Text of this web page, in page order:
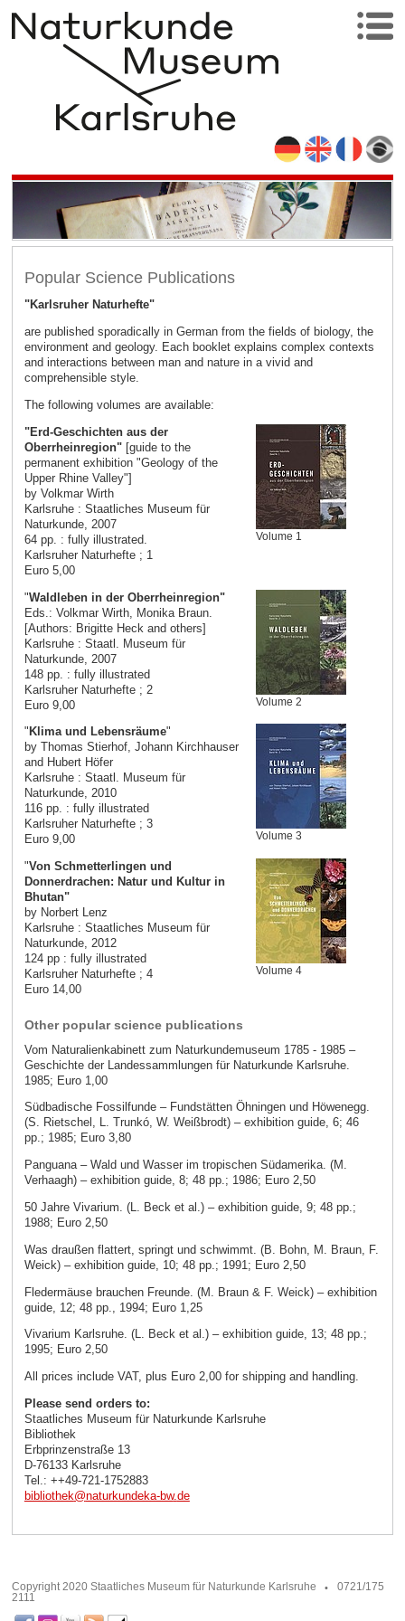
Popular Science Publications
"Karlsruher Naturhefte"
are published sporadically in German from the fields of biology, the
environment and geology. Each booklet explains complex contexts
and interactions between man and nature in a vivid and
comprehensible style.
The following volumes are available:
Volume 1
"Erd-Geschichten aus der
Oberrheinregion"[guide to the
permanent exhibition "Geology of the
Upper Rhine Valley"]
by Volkmar Wirth
Karlsruhe : Staatliches Museum für
Naturkunde, 2007
64 pp. : fully illustrated.
Karlsruher Naturhefte ; 1
Euro 5,00
Volume 2
"Waldleben in der Oberrheinregion"
Eds.: Volkmar Wirth, Monika Braun.
[Authors: Brigitte Heck and others]
Karlsruhe : Staatl. Museum für
Naturkunde, 2007
148 pp. : fully illustrated
Karlsruher Naturhefte ; 2
Euro 9,00
Volume 3
" Klima und Lebensräume"
by Thomas Stierhof, Johann Kirchhauser
and Hubert Höfer
Karlsruhe : Staatl. Museum für
Naturkunde, 2010
116 pp. : fully illustrated
Karlsruher Naturhefte ; 3
Euro 9,00
Volume 4
"Von Schmetterlingen und
Donnerdrachen: Natur und Kultur in
Bhutan"
by Norbert Lenz
Karlsruhe : Staatliches Museum für
Naturkunde, 2012
124 pp : fully illustrated
Karlsruher Naturhefte ; 4
Euro 14,00
Other popular science publications
Vom Naturalienkabinett zum Naturkundemuseum 1785 - 1985 –
Geschichte der Landessammlungen für Naturkunde Karlsruhe.
1985; Euro 1,00
Südbadische Fossilfunde – Fundstätten Öhningen und Höwenegg.
(S. Rietschel, L. Trunkó, W. Weißbrodt) – exhibition guide, 6; 46
pp.; 1985; Euro 3,80
Panguana – Wald und Wasser im tropischen Südamerika. (M.
Verhaagh) – exhibition guide, 8; 48 pp.; 1986; Euro 2,50
50 Jahre Vivarium. (L. Beck et al.) – exhibition guide, 9; 48 pp.;
1988; Euro 2,50
Was draußen flattert, springt und schwimmt. (B. Bohn, M. Braun, F.
Weick) – exhibition guide, 10; 48 pp.; 1991; Euro 2,50
Fledermäuse brauchen Freunde. (M. Braun & F. Weick) – exhibition
guide, 12; 48 pp., 1994; Euro 1,25
Vivarium Karlsruhe. (L. Beck et al.) – exhibition guide, 13; 48 pp.;
1995; Euro 2,50
All prices include VAT, plus Euro 2,00 for shipping and handling.
Please send orders to:
Staatliches Museum für Naturkunde Karlsruhe
Bibliothek
Erbprinzenstraße 13
D-76133 Karlsruhe
Tel.: ++49-721-1752883
bibliothek@naturkundeka-bw.de
Copyright 2020 Staatliches Museum für Naturkunde Karlsruhe
0721/175
2111